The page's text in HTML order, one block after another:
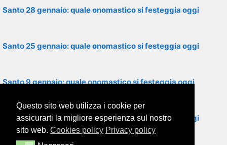
Santo 28 gennaio: quale onomastico si festeggia oggi
Santo 25 gennaio: quale onomastico si festeggia oggi
Santo 9 gennaio: quale onomastico si festeggia oggi
Santo 29 gennaio: quale onomastico si festeggia oggi
Questo sito web utilizza i cookie per
assicurarti la migliore esperienza sul nostro
sito web. Cookies policy Privacy policy